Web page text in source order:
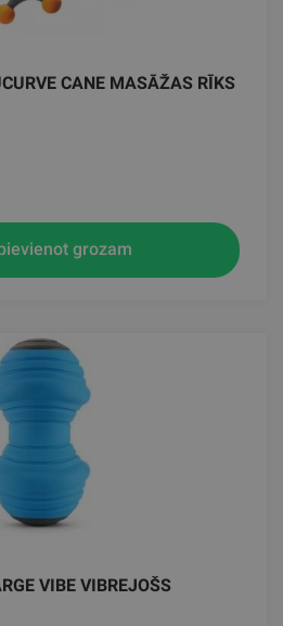
CANE MASĀŽAS RĪKS
grozam
VIBE VIBREJOŠS